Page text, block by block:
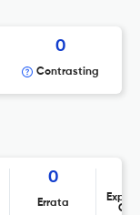
0
Contrasting
0
Errata